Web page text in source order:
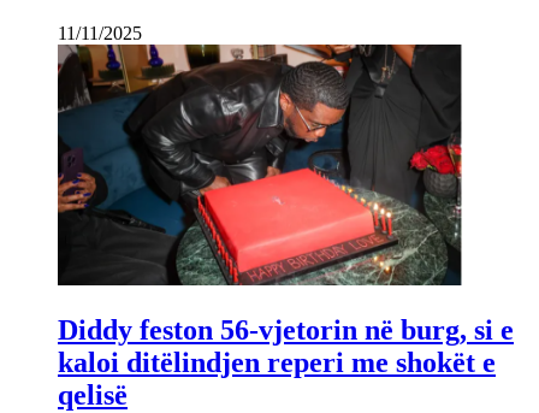
11/11/2025
Diddy feston 56-vjetorin në burg, si e
kaloi ditëlindjen reperi me shokët e
qelisë